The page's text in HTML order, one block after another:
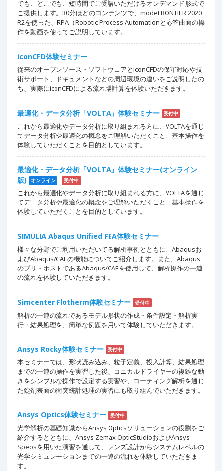
でも、どこでも、短時間でご受講いただけるオンデマンド形式で
ご提供します。30分ほどのコンテンツで、modeFRONTIER 2020
R2を使った、RPA（Robotic Process Automationと応答曲面の操
作を動画を使ってご説明しています。
iconCFD体験セミナー
従来のオープンソース・ソフトウェアとiconCFDの保守対応や技
術サポート、ドキュメントなどの周辺環境の違いをご説明したの
ち、実際にiconCFDによる流れ場計算を体験いただきます。
最適化・データ分析「VOLTA」体験セミナー 受付中
これから最適化やデータ分析に取り組まれる方に、VOLTAを通じ
てデータ分析や最適化の概念をご理解いただくこと、基本操作を
体験していただくことを目的としています。
最適化・データ分析「VOLTA」体験セミナー(オンライン
版) オンライン 受付中
これから最適化やデータ分析に取り組まれる方に、VOLTAを通じ
てデータ分析や最適化の概念をご理解いただくこと、基本操作を
体験していただくことを目的としています。
SIMULIA Abaqus Unified FEA体験セミナー
様々な分野でご利用いただいてる解析事例とともに、Abaqusお
よびAbaqus/CAEの機能についてご紹介します。また、Abaqus
のプリ・ポストであるAbaqus/CAEを使用して、解析操作の一連
の流れを体験していただきます。
Simcenter Flotherm体験セミナー 受付中
解析の一連の流れであるモデル形状の作成・条件設定・解析実
行・結果処理を、簡単な例題を用いて体験していただきます。
Ansys Rocky体験セミナー 受付中
本セミナーでは、形状読み込み、粒子定義、投入計算、結果処理
までの一連の操作を実習した後、コニカルドライヤーの複雑な動
きをシンプルな操作で設定する実習や、コーティング解析を通じ
た錠剤表面の衝突統計処理の実習にも取り組んでいただきます。
Ansys Optics体験セミナー 受付中
光学解析の基礎知識からAnsys Opticsソリューションの役割をご
紹介するとともに、Ansys Zemax OpticStudioおよびAnsys
Speosを用いた演習を通して、レンズ設計からシステムレベルの
光学シミュレーションまでの一連の流れを体験していただきま
す。